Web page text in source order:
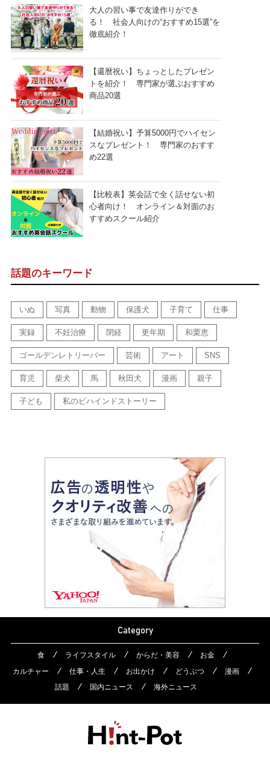
大人の習い事で友達作りができ
る！ 社会人向けの“おすすめ15選”を
徹底紹介！
【還暦祝い】ちょっとしたプレゼン
トを紹介！ 専門家が選ぶおすすめ
商品20選
【結婚祝い】予算5000円でハイセン
スなプレゼント！ 専門家のおすす
め22選
【比較表】英会話で全く話せない初
心者向け！ オンライン＆対面のお
すすめスクール紹介
話題のキーワード
いぬ 写真 動物 保護犬 子育て 仕事
実録 不妊治療 閉経 更年期 和栗恵
ゴールデンレトリーバー 芸術 アート SNS
育児 柴犬 馬 秋田犬 漫画 親子
子ども 私のビハインドストーリー
Category
食 ライフスタイル からだ・美容
お金
カルチャー
仕事・人生 お出かけ どうぶつ
漫画
話題
国内ニュース 海外ニュース